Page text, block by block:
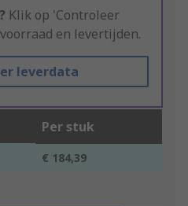
Klik op 'Controleer
en levertijden.
leverdata
Per stuk
€ 184,39